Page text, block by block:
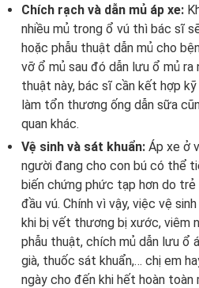
Chích rạch và dẫn mủ áp xe:
nhiều mủ trong ổ vú thì bác sĩ
hoặc phẫu thuật dẫn mủ cho
vỡ ổ mủ sau đó dẫn lưu ổ mủ ra
thuật này, bác sĩ cần kết hợp
làm tổn thương ống dẫn sữa
quan khác.
Vệ sinh và sát khuẩn: Áp xe ở
người đang cho con bú có thể
biến chứng phức tạp hơn do
đầu vú. Chính vì vậy, việc vệ
khi bị vết thương bị xước, viêm
phẫu thuật, chích mủ dẫn lưu ổ
già, thuốc sát khuẩn,… chị em
ngày cho đến khi hết hoàn toàn